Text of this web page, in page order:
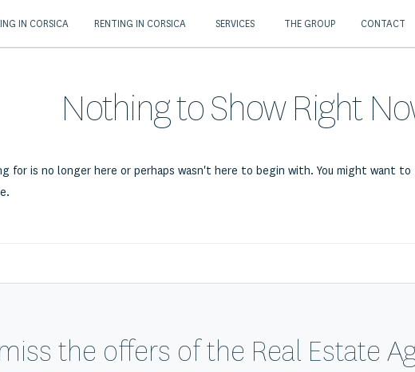
IN CORSICA RENTING IN CORSICA SERVICES THE GROUP CONTACT
Nothing to Show Right
for is no longer here or perhaps wasn't here to begin with. You might want
the offers of the Real Estate